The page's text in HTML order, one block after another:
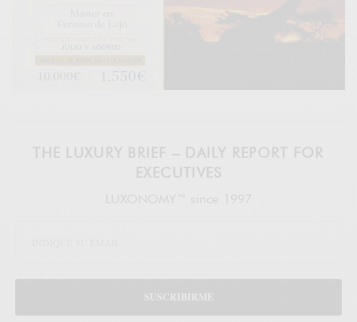
THE LUXURY BRIEF – DAILY REPORT FOR
EXECUTIVES
LUXONOMY™ since 1997
SUSCRIBIRME